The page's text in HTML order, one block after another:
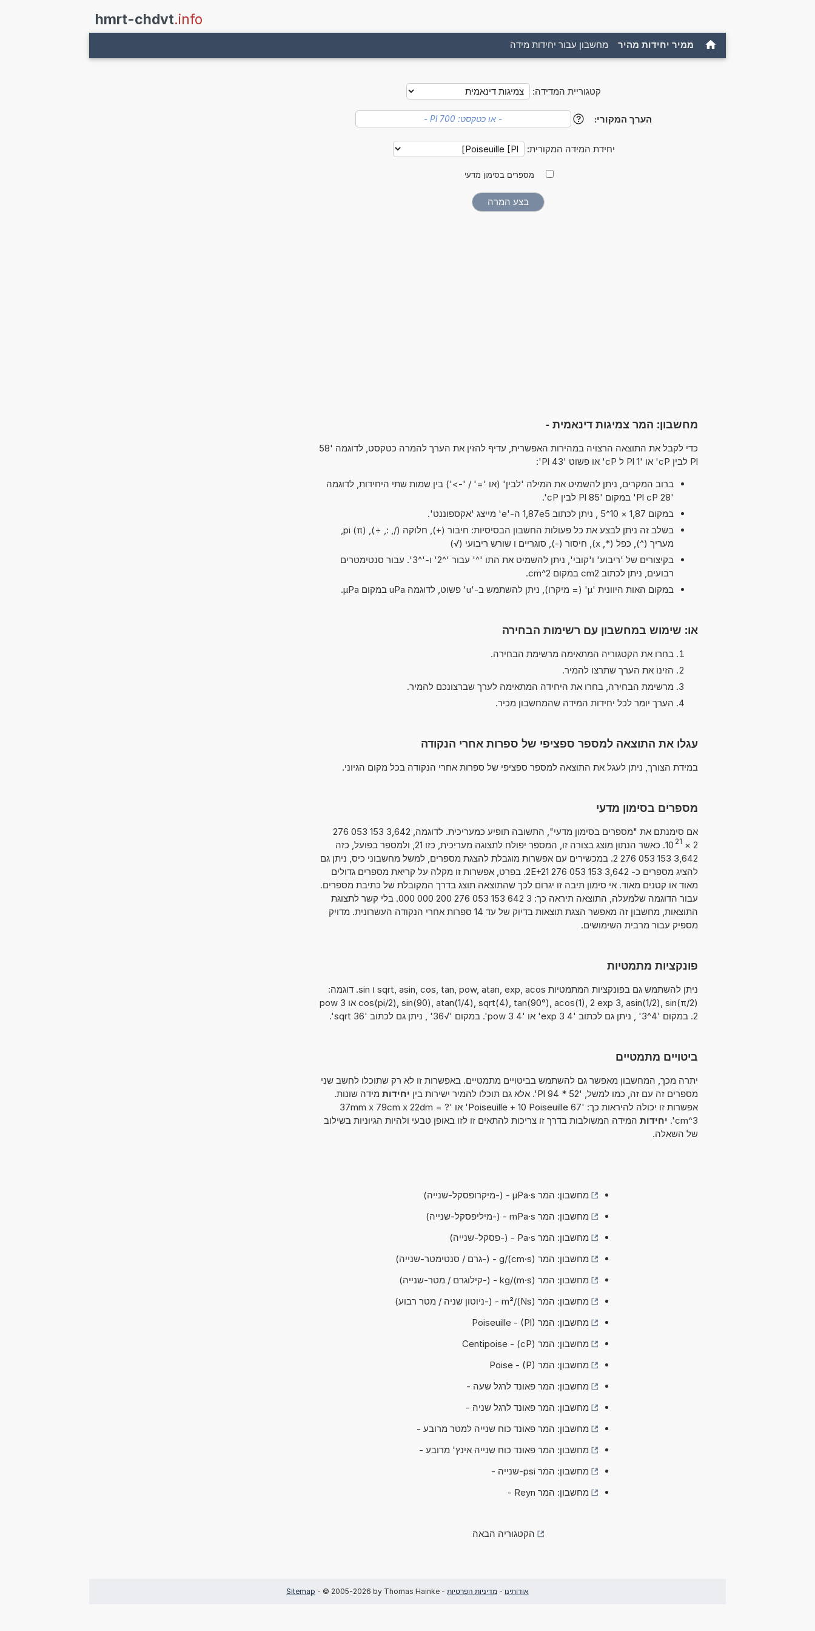
hmrt-chdvt.info
ממיר יחידות מהיר מחשבון עבור יחידות מידה
קטגוריית המדידה:
הערך המקורי: ?
יחידת המידה המקורית:
מספרים בסימון מדעי
מחשבון: המר צמיגות דינאמית -
כדי לקבל את התוצאה הרצויה במהירות האפשרית, עדיף להזין את הערך להמרה כטקסט, לדוגמה '58
Pl לבין cP' או '1 Pl ל cP' או פשוט '43 Pl':
ברוב המקרים, ניתן להשמיט את המילה 'לבין' (או '=' / '->') בין שמות שתי היחידות, לדוגמה
'28 Pl cP' במקום '85 Pl לבין cP'.
במקום 1,87 × 10^5 , ניתן לכתוב 1,87e5 ה-'e' מייצג 'אקספוננט'.
מעריך (^), כפל (*, x), חיסור (-), סוגריים ו שורש ריבועי (√)
בקיצורים של 'ריבוע' ו'קובי', ניתן להשמיט את התו '^' עבור '^2' ו-'^3'. עבור סנטימטרים
רבועים, ניתן לכתוב cm2 במקום cm^2.
במקום האות היוונית 'µ' (= מיקרו), ניתן להשתמש ב-'u' פשוט, לדוגמה uPa במקום µPa.
או: שימוש במחשבון עם רשימות הבחירה
בחרו את הקטגוריה המתאימה מרשימת הבחירה.
הזינו את הערך שתרצו להמיר.
מרשימת הבחירה, בחרו את היחידה המתאימה לערך שברצונכם להמיר.
הערך יומר לכל יחידות המידה שהמחשבון מכיר.
עגלו את התוצאה למספר ספציפי של ספרות אחרי הנקודה
במידת הצורך, ניתן לעגל את התוצאה למספר ספציפי של ספרות אחרי הנקודה בכל מקום הגיוני.
מספרים בסימון מדעי
אם סימנתם את "מספרים בסימון מדעי", התשובה תופיע כמעריכית. לדוגמה, 3,642 153 053 276
2
×
10 21
. כאשר הנתון מוצג בצורה זו, המספר יפולח לתצוגה מעריכית, כזו 21, ולמספר בפועל, כזה
3,642 153 053 276 2. במכשירים עם אפשרות מוגבלת להצגת מספרים, למשל מחשבוני כיס, ניתן גם
להציג מספרים כ- 3,642 153 053 276 2E+21. בפרט, אפשרות זו מקלה על קריאת מספרים גדולים
מאוד או קטנים מאוד. אי סימון תיבה זו יגרום לכך שהתוצאה תוצג בדרך המקובלת של כתיבת מספרים.
עבור הדוגמה שלמעלה, התוצאה תיראה כך: 3 642 153 053 276 200 000 000. בלי קשר לתצוגת
התוצאות, מחשבון זה מאפשר הצגת תוצאות בדיוק של עד 14 ספרות אחרי הנקודה העשרונית. מדויק
מספיק עבור מרבית השימושים.
פונקציות מתמטיות
ניתן להשתמש גם בפונקציות המתמטיות sqrt, asin, cos, tan, pow, atan, exp, acos ו sin. דוגמה:
cos(pi/2), sin(90), atan(1/4), sqrt(4), tan(90°), acos(1), 2 exp 3, asin(1/2), sin(π/2) או 3 pow
2. במקום '4^3' , ניתן גם לכתוב '4 exp 3' או '4 pow 3'. במקום '√36' , ניתן גם לכתוב 'sqrt 36'.
ביטויים מתמטיים
יתרה מכך, המחשבון מאפשר גם להשתמש בביטויים מתמטיים. באפשרות זו לא רק שתוכלו לחשב שני
מספרים זה עם זה, כמו למשל, '52 * 94 Pl'. אלא גם תוכלו להמיר ישירות בין
יחידות מידה שונות.
אפשרות זו יכולה להיראות כך: '67 Poiseuille + 10 Poiseuille' או '37mm x 79cm x 22dm = ?
cm^3'.
יחידות המידה המשולבות בדרך זו צריכות להתאים זו לזו באופן טבעי ולהיות הגיוניות בשילוב
של השאלה.
מחשבון: המר µPa·s - (-מיקרופסקל-שנייה)
מחשבון: המר mPa·s - (-מיליפסקל-שנייה)
מחשבון: המר Pa·s - (-פסקל-שנייה)
מחשבון: המר g/(cm·s) - (-גרם / סנטימטר-שנייה)
מחשבון: המר kg/(m·s) - (-קילוגרם / מטר-שנייה)
מחשבון: המר (Ns)/m² - (-ניוטון שניה / מטר רבוע)
מחשבון: המר Poiseuille - (Pl)
מחשבון: המר Centipoise - (cP)
מחשבון: המר Poise - (P)
מחשבון: המר פאונד לרגל שעה -
מחשבון: המר פאונד לרגל שניה -
מחשבון: המר פאונד כוח שנייה למטר מרובע -
מחשבון: המר פאונד כוח שנייה אינץ' מרובע -
מחשבון: המר psi-שנייה -
מחשבון: המר Reyn -
הקטגוריה הבאה
אודותינו - מדיניות הפרטיות -
Sitemap - © 2005-2026 by Thomas Hainke